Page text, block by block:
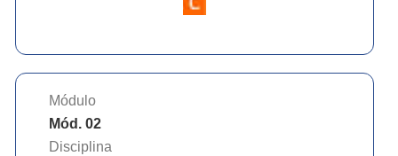
Módulo
Mód. 02
Disciplina